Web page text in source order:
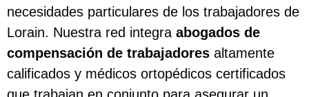
necesidades particulares de los trabajadores de
Lorain. Nuestra red integra abogados de
compensación de trabajadores altamente
calificados y médicos ortopédicos certificados